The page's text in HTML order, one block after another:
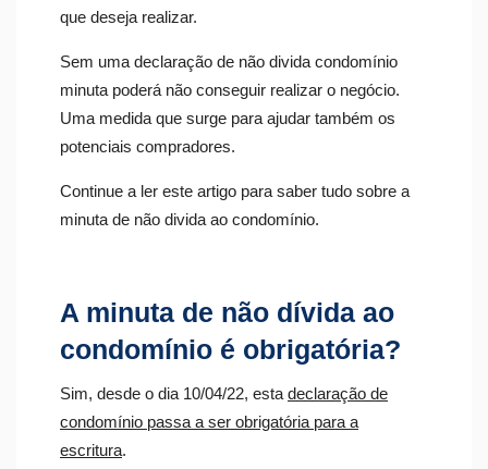
que deseja realizar.
Sem uma declaração de não divida condomínio
minuta poderá não conseguir realizar o negócio.
Uma medida que surge para ajudar também os
potenciais compradores.
Continue a ler este artigo para saber tudo sobre a
minuta de não divida ao condomínio.
A minuta de não dívida ao
condomínio é obrigatória?
Sim, desde o dia 10/04/22, esta declaração de
condomínio passa a ser obrigatória para a
escritura.